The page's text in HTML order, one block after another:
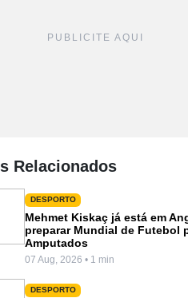
PUBLICITE AQUI
Relacionados
DESPORTO
Mehmet Kiskaç já está em
preparar Mundial de Futebol
Amputados
07 Aug, 2026 • 1 min
DESPORTO